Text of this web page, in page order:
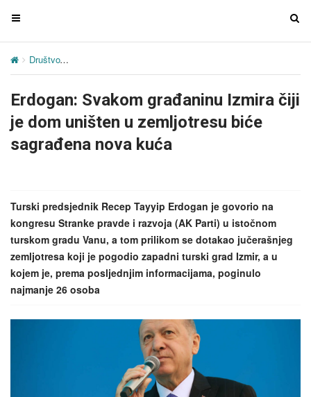
T
g
e
n
a
v
a
t
n
T
e
o
Društvo
Erdogan: Svakom građaninu Izmira čiji
je dom uništen u zemljotresu biće
sagrađena nova kuća
Turski predsjednik Recep Tayyip Erdogan je govorio na
kongresu Stranke pravde i razvoja (AK Parti) u istočnom
turskom gradu Vanu, a tom prilikom se dotakao jučerašnjeg
zemljotresa koji je pogodio zapadni turski grad Izmir, a u
kojem je, prema posljednjim informacijama, poginulo
najmanje 26 osoba